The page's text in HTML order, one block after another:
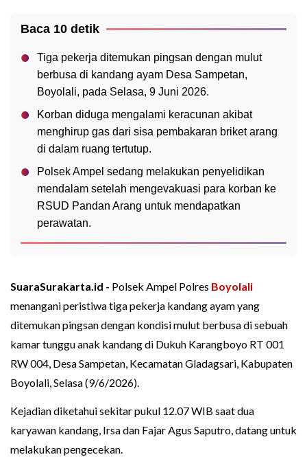
Baca 10 detik
Tiga pekerja ditemukan pingsan dengan mulut
berbusa di kandang ayam Desa Sampetan,
Boyolali, pada Selasa, 9 Juni 2026.
Korban diduga mengalami keracunan akibat
menghirup gas dari sisa pembakaran briket arang
di dalam ruang tertutup.
Polsek Ampel sedang melakukan penyelidikan
mendalam setelah mengevakuasi para korban ke
RSUD Pandan Arang untuk mendapatkan
perawatan.
SuaraSurakarta.id - Polsek Ampel Polres Boyolali
menangani peristiwa tiga pekerja kandang ayam yang
ditemukan pingsan dengan kondisi mulut berbusa di sebuah
kamar tunggu anak kandang di Dukuh Karangboyo RT 001
RW 004, Desa Sampetan, Kecamatan Gladagsari, Kabupaten
Boyolali, Selasa (9/6/2026).
Kejadian diketahui sekitar pukul 12.07 WIB saat dua
karyawan kandang, Irsa dan Fajar Agus Saputro, datang untuk
melakukan pengecekan.